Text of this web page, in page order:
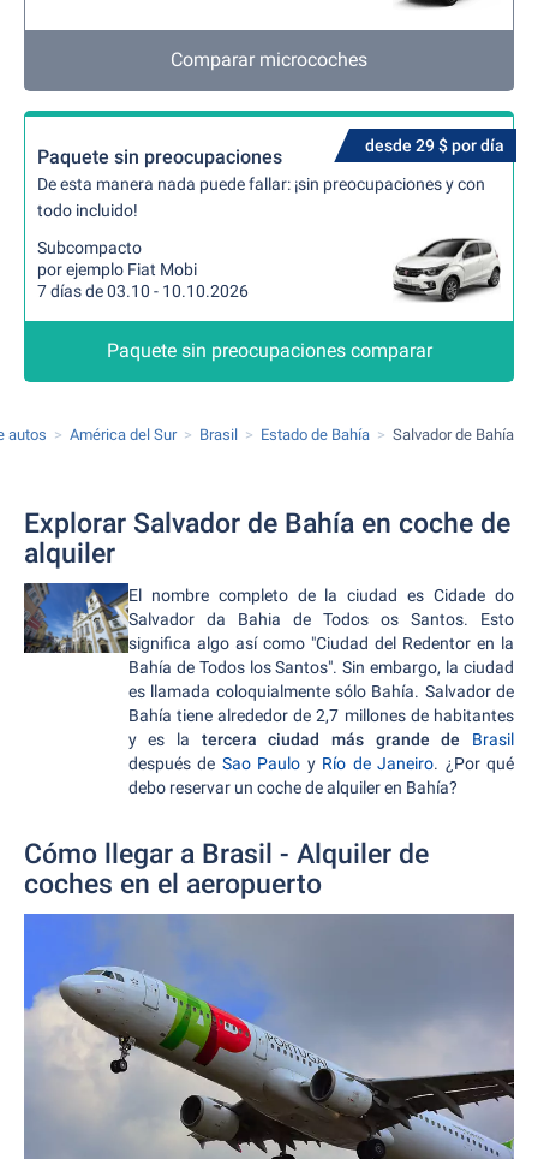
Comparar microcoches
desde 29 $ por día
Paquete sin preocupaciones
De esta manera nada puede fallar: ¡sin preocupaciones y con
todo incluido!
Subcompacto
por ejemplo Fiat Mobi
7 días de 03.10 - 10.10.2026
Paquete sin preocupaciones comparar
autos América del Sur Brasil Estado de Bahía Salvador de Bahía
Explorar Salvador de Bahía en coche de
alquiler
El nombre completo de la ciudad es Cidade do
Salvador da Bahia de Todos os Santos. Esto
significa algo así como "Ciudad del Redentor en la
Bahía de Todos los Santos". Sin embargo, la ciudad
es llamada coloquialmente sólo Bahía. Salvador de
Bahía tiene alrededor de 2,7 millones de habitantes
y es la tercera ciudad más grande de Brasil
después de Sao Paulo y Río de Janeiro. ¿Por qué
debo reservar un coche de alquiler en Bahía?
Cómo llegar a Brasil - Alquiler de
coches en el aeropuerto